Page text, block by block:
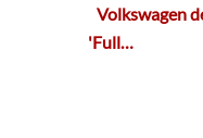
Volkswagen
'Full…